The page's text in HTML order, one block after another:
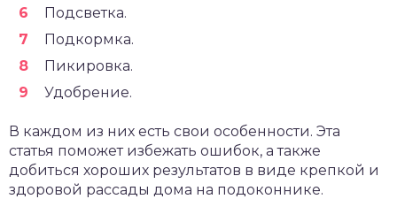
Подсветка.
Подкормка.
Пикировка.
Удобрение.
В каждом из них есть свои особенности. Эта
статья поможет избежать ошибок, а также
добиться хороших результатов в виде крепкой и
здоровой рассады дома на подоконнике.